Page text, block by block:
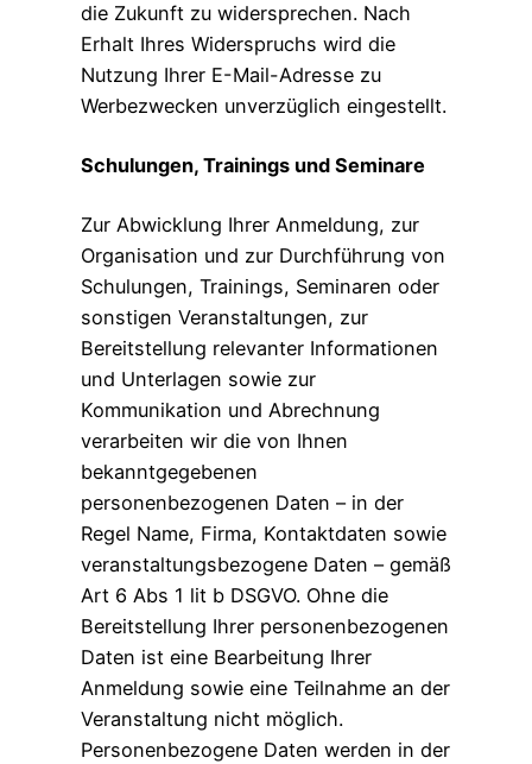
die Zukunft zu widersprechen. Nach
Erhalt Ihres Widerspruchs wird die
Nutzung Ihrer E-Mail-Adresse zu
Werbezwecken unverzüglich eingestellt.
Schulungen, Trainings und Seminare
Zur Abwicklung Ihrer Anmeldung, zur
Organisation und zur Durchführung von
Schulungen, Trainings, Seminaren oder
sonstigen Veranstaltungen, zur
Bereitstellung relevanter Informationen
und Unterlagen sowie zur
Kommunikation und Abrechnung
verarbeiten wir die von Ihnen
bekanntgegebenen
personenbezogenen Daten – in der
Regel Name, Firma, Kontaktdaten sowie
veranstaltungsbezogene Daten – gemäß
Art 6 Abs 1 lit b DSGVO. Ohne die
Bereitstellung Ihrer personenbezogenen
Daten ist eine Bearbeitung Ihrer
Anmeldung sowie eine Teilnahme an der
Veranstaltung nicht möglich.
Personenbezogene Daten werden in der